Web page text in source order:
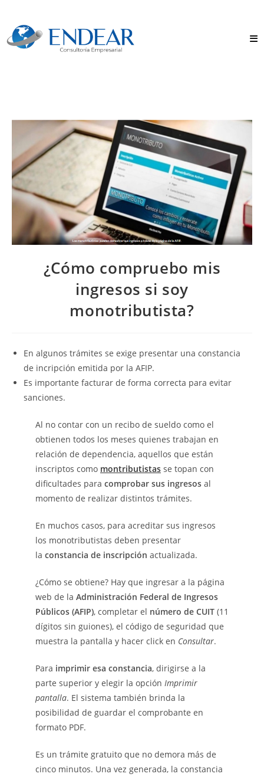
¿Cómo compruebo mis
ingresos si soy
monotributista?
En algunos trámites se exige presentar una constancia
de incripción emitida por la AFIP.
Es importante facturar de forma correcta para evitar
sanciones.
Al no contar con un recibo de sueldo como el
obtienen todos los meses quienes trabajan en
relación de dependencia, aquellos que están
inscriptos como montributistas se topan con
dificultades para comprobar sus ingresos al
momento de realizar distintos trámites.
En muchos casos, para acreditar sus ingresos
los monotributistas deben presentar
la constancia de inscripción actualizada.
¿Cómo se obtiene? Hay que ingresar a la página
web de la Administración Federal de Ingresos
Públicos (AFIP), completar el número de CUIT (11
dígitos sin guiones), el código de seguridad que
muestra la pantalla y hacer click en Consultar.
Para imprimir esa constancia, dirigirse a la
parte superior y elegir la opción Imprimir
pantalla. El sistema también brinda la
posibilidad de guardar el comprobante en
formato PDF.
Es un trámite gratuito que no demora más de
cinco minutos. Una vez generada, la constancia